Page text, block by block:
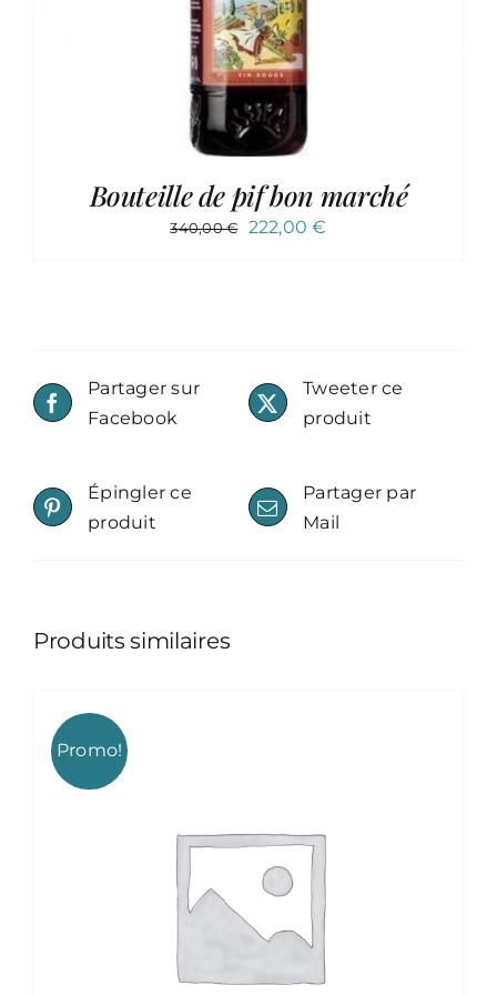
Bouteille de pif bon marché
340,00€
Le
222,00€
Partager sur
Facebook
Tweeter ce
produit
Épingler ce
produit
Partager par
Mail
Produits similaires
Promo!